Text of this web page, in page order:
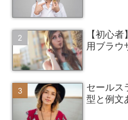
【初心
用ブラウ
セールス
型と例文